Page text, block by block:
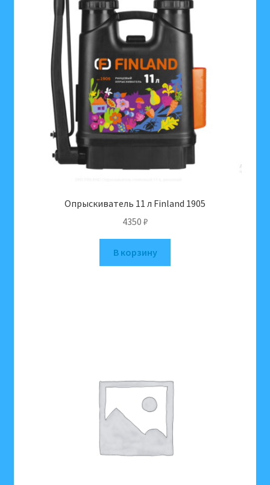
полива)
Опрыскиватель 11 л Finland 1905
4350 ₽
В корзину